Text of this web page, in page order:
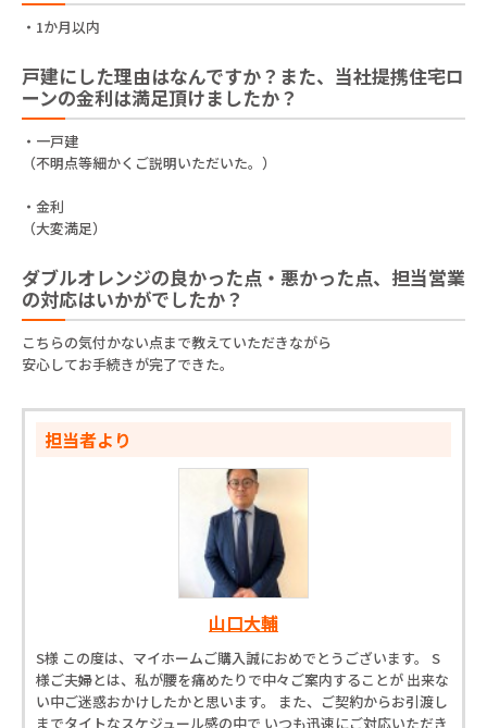
・1か月以内
戸建にした理由はなんですか？また、当社提携住宅ロ
ーンの金利は満足頂けましたか？
・一戸建
（不明点等細かくご説明いただいた。）
・金利
（大変満足）
ダブルオレンジの良かった点・悪かった点、担当営業
の対応はいかがでしたか？
こちらの気付かない点まで教えていただきながら
安心してお手続きが完了できた。
担当者より
山口大輔
S様 この度は、マイホームご購入誠におめでとうございます。 S
様ご夫婦とは、私が腰を痛めたりで中々ご案内することが 出来な
い中ご迷惑おかけしたかと思います。 また、ご契約からお引渡し
までタイトなスケジュール感の中で いつも迅速にご対応いただき